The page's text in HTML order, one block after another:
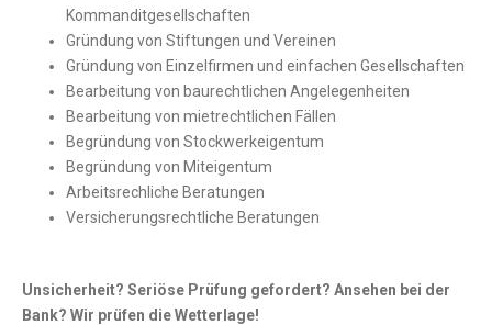
Kommanditgesellschaften
Gründung von Stiftungen und Vereinen
Gründung von Einzelfirmen und einfachen Gesellschaften
Bearbeitung von baurechtlichen Angelegenheiten
Bearbeitung von mietrechtlichen Fällen
Begründung von Stockwerkeigentum
Begründung von Miteigentum
Arbeitsrechliche Beratungen
Versicherungsrechtliche Beratungen
Unsicherheit? Seriöse Prüfung gefordert? Ansehen bei der
Bank? Wir prüfen die Wetterlage!